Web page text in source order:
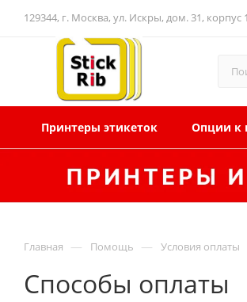
129344, г. Москва, ул. Искры, дом. 31, корпус 1
Принтеры этикеток Опции к
Главная — Помощь — Условия оплаты
Способы оплаты